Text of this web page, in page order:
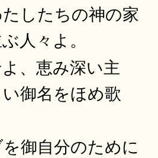
したちの神の家
人々よ。
、恵み深い主
御名をほめ歌
御自分のために